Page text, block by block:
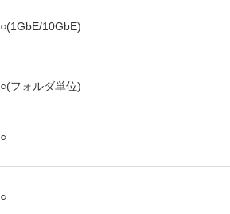
○(1GbE/10GbE)
○(フォルダ単位)
○
○